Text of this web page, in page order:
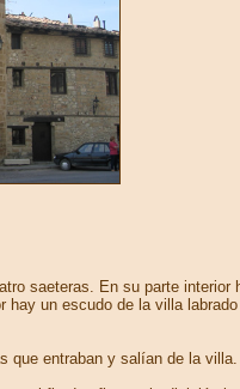
saeteras. En su parte interior
un escudo de la villa
que entraban y salían de la villa.